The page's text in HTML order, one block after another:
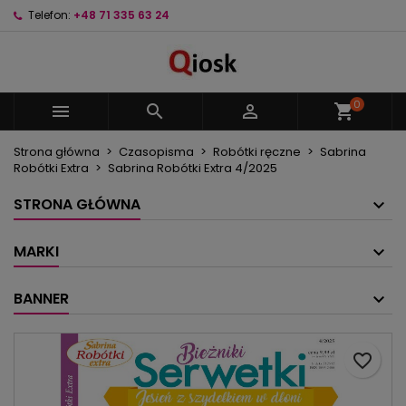
Telefon: +48 71 335 63 24
   shopping_cart0
Strona główna Czasopisma Robótki ręczne
Sabrina
Robótki Extra
Sabrina Robótki Extra 4/2025
STRONA GŁÓWNA
MARKI
BANNER
favorite_border
Nazwa listy życzeń
Anuluj Utwórz listę życzeń
Musisz być zalogowany by zapisać produkty na
swojej liście życzeń.
Anuluj Zaloguj się